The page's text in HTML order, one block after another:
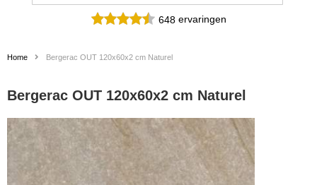
648ervaringen
Home Bergerac OUT 120x60x2 cm Naturel
Bergerac OUT 120x60x2 cm Naturel